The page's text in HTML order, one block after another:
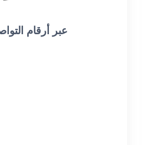
عبر أرقام